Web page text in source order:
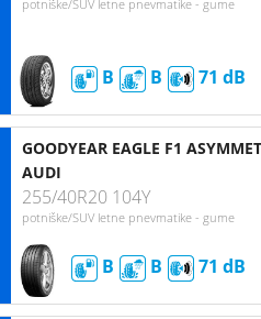
potniške/SUV letne pnevmatike - gume
B B 71
GOODYEAR EAGLE F1
AUDI
255/40R20 104Y
potniške/SUV letne pnevmatike - gume
B B 71